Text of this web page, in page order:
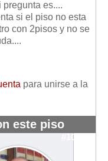
es....
si el piso no esta
con 2pisos y no se
para unirse a la
este piso
#10341